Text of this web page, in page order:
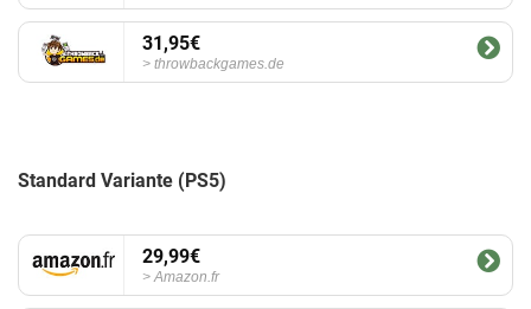
31,95€
throwbackgames.de
Standard Variante (PS5)
29,99€
Amazon.fr